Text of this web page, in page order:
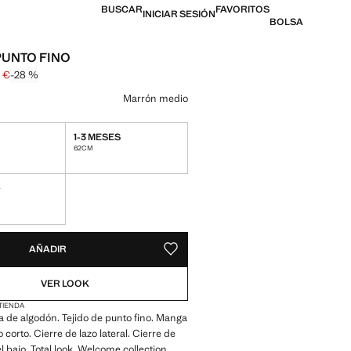
BUSCARINICIAR SESIÓNFAVORITOS
BOLSA
FINO
[17,99 € ]
€ ]
€-28 %
color
Marrón medio
1-3 MESES
62CM
¡Lo quiero!
AÑADIR GUARDAR COMO FAVORITO
VER LOOK
de algodón. Tejido de punto fino. Manga
corto. Cierre de lazo lateral. Cierre de